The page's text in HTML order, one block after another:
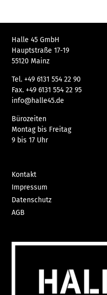
Halle 45 GmbH
Hauptstraße 17-19
55120 Mainz
Tel. +49 6131 554 22 90
Fax. +49 6131 554 22 95
info@halle45.de
Bürozeiten
Montag bis Freitag
9 bis 17 Uhr
Kontakt
Impressum
Datenschutz
AGB